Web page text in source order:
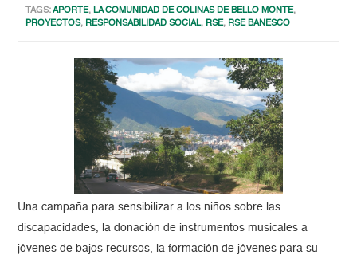
TAGS:APORTE,LA COMUNIDAD DE COLINAS DE BELLO MONTE,
PROYECTOS, RESPONSABILIDAD SOCIAL, RSE, RSE BANESCO
Una campaña para sensibilizar a los niños sobre las
discapacidades, la donación de instrumentos musicales a
jóvenes de bajos recursos, la formación de jóvenes para su